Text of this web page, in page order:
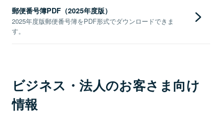
郵便番号簿PDF（2025年度版）
2025年度版郵便番号簿をPDF形式でダウンロードできま
す。
ビジネス・法人のお客さま向け
情報